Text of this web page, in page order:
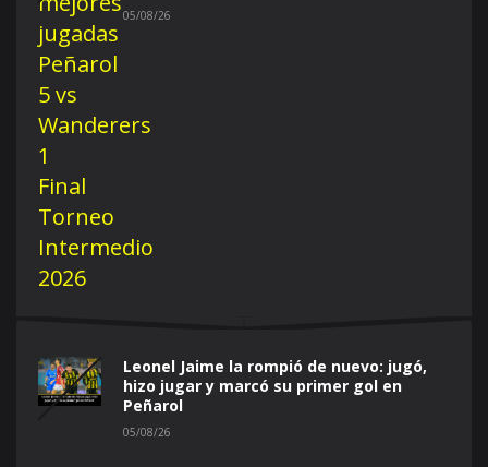
05/08/26
Leonel Jaime la rompió de nuevo: jugó,
hizo jugar y marcó su primer gol en
Peñarol
05/08/26